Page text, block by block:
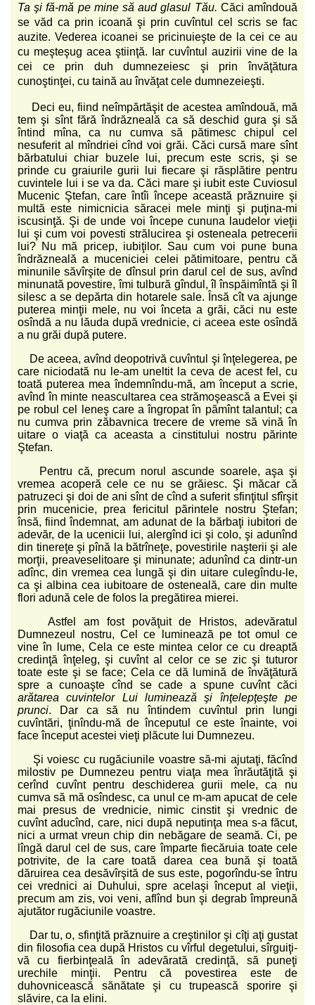
Ta şi fă-mă pe mine să aud glasul Tău. Căci amîndouă
se văd ca prin icoană şi prin cuvîntul cel scris se fac
auzite. Vederea icoanei se pricinuieşte de la cei ce au
cu meşteşug acea ştiinţă. Iar cuvîntul auzirii vine de la
cei ce prin duh dumnezeiesc şi prin învăţătura
cunoştinţei, cu taină au învăţat cele dumnezeieşti.
Deci eu, fiind neîmpărtăşit de acestea amîndouă, mă
tem şi sînt fără îndrăzneală ca să deschid gura şi să
întind mîna, ca nu cumva să pătimesc chipul cel
nesuferit al mîndriei cînd voi grăi. Căci cursă mare sînt
bărbatului chiar buzele lui, precum este scris, şi se
prinde cu graiurile gurii lui fiecare şi răsplătire pentru
cuvintele lui i se va da. Căci mare şi iubit este Cuviosul
Mucenic Ştefan, care întîi începe această prăznuire şi
multă este nimicnicia săracei mele minţi şi puţina-mi
iscusinţă. Şi de unde voi începe cununa laudelor vieţii
lui şi cum voi povesti strălucirea şi osteneala petrecerii
lui? Nu mă pricep, iubiţilor. Sau cum voi pune buna
îndrăzneală a muceniciei celei pătimitoare, pentru că
minunile săvîrşite de dînsul prin darul cel de sus, avînd
minunată povestire, îmi tulbură gîndul, îl înspăimîntă şi îl
silesc a se depărta din hotarele sale. Însă cît va ajunge
puterea minţii mele, nu voi înceta a grăi, căci nu este
osîndă a nu lăuda după vrednicie, ci aceea este osîndă
a nu grăi după putere.
De aceea, avînd deopotrivă cuvîntul şi înţelegerea, pe
care niciodată nu le-am uneltit la ceva de acest fel, cu
toată puterea mea îndemnîndu-mă, am început a scrie,
avînd în minte neascultarea cea strămoşească a Evei şi
pe robul cel leneş care a îngropat în pămînt talantul; ca
nu cumva prin zăbavnica trecere de vreme să vină în
uitare o viaţă ca aceasta a cinstitului nostru părinte
Ştefan.
Pentru că, precum norul ascunde soarele, aşa şi
vremea acoperă cele ce nu se grăiesc. Şi măcar că
patruzeci şi doi de ani sînt de cînd a suferit sfinţitul sfîrşit
prin mucenicie, prea fericitul părintele nostru Ştefan;
însă, fiind îndemnat, am adunat de la bărbaţi iubitori de
adevăr, de la ucenicii lui, alergînd ici şi colo, şi adunînd
din tinereţe şi pînă la bătrîneţe, povestirile naşterii şi ale
morţii, preaveselitoare şi minunate; adunînd ca dintr-un
adînc, din vremea cea lungă şi din uitare culegîndu-le,
ca şi albina cea iubitoare de osteneală, care din multe
flori adună cele de folos la pregătirea mierei.
Astfel am fost povăţuit de Hristos, adevăratul
Dumnezeul nostru, Cel ce luminează pe tot omul ce
vine în lume, Cela ce este mintea celor ce cu dreaptă
credinţă înţeleg, şi cuvînt al celor ce se zic şi tuturor
toate este şi se face; Cela ce dă lumină de învăţătură
spre a cunoaşte cînd se cade a spune cuvînt căci
arătarea cuvintelor Lui luminează şi înţelepţeşte pe
prunci. Dar ca să nu întindem cuvîntul prin lungi
cuvîntări, ţinîndu-mă de începutul ce este înainte, voi
face început acestei vieţi plăcute lui Dumnezeu.
Şi voiesc cu rugăciunile voastre să-mi ajutaţi, făcînd
milostiv pe Dumnezeu pentru viaţa mea înrăutăţită şi
cerînd cuvînt pentru deschiderea gurii mele, ca nu
cumva să mă osîndesc, ca unul ce m-am apucat de cele
mai presus de vrednicie, nimic cinstit şi vrednic de
cuvînt aducînd, care, nici după neputinţa mea s-a făcut,
nici a urmat vreun chip din nebăgare de seamă. Ci, pe
lîngă darul cel de sus, care împarte fiecăruia toate cele
potrivite, de la care toată darea cea bună şi toată
dăruirea cea desăvîrşită de sus este, pogorîndu-se întru
cei vrednici ai Duhului, spre acelaşi început al vieţii,
precum am zis, voi veni, aflînd bun şi degrab împreună
ajutător rugăciunile voastre.
Dar tu, o, sfinţită prăznuire a creştinilor şi cîţi aţi gustat
din filosofia cea după Hristos cu vîrful degetului, sîrguiţi-
vă cu fierbinţeală în adevărată credinţă, să puneţi
urechile minţii. Pentru că povestirea este de
duhovnicească sănătate şi cu trupească sporire şi
slăvire, ca la elini.